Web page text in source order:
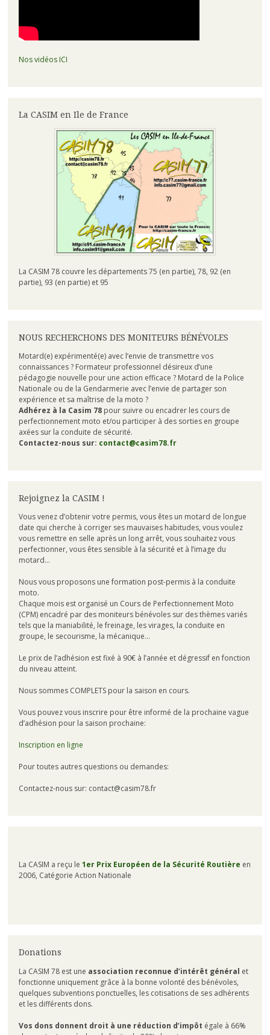
Nos vidéos ICI
La CASIM en Ile de France
La CASIM 78 couvre les départements 75 (en partie), 78, 92 (en
partie), 93 (en partie) et 95
NOUS RECHERCHONS DES MONITEURS BÉNÉVOLES
Motard(e) expérimenté(e) avec l’envie de transmettre vos
connaissances ? Formateur professionnel désireux d’une
pédagogie nouvelle pour une action efficace ? Motard de la Police
Nationale ou de la Gendarmerie avec l’envie de partager son
expérience et sa maîtrise de la moto ?
Adhérez à la Casim 78pour suivre ou encadrer les cours de
perfectionnement moto et/ou participer à des sorties en groupe
axées sur la conduite de sécurité.
Contactez-nous sur: contact@casim78.fr
Rejoignez la CASIM !
Vous venez d’obtenir votre permis, vous êtes un motard de longue
date qui cherche à corriger ses mauvaises habitudes, vous voulez
vous remettre en selle après un long arrêt, vous souhaitez vous
perfectionner, vous êtes sensible à la sécurité et à l’image du
motard…
Nous vous proposons une formation post-permis à la conduite
moto.
Chaque mois est organisé un Cours de Perfectionnement Moto
(CPM) encadré par des moniteurs bénévoles sur des thèmes variés
tels que la maniabilité, le freinage, les virages, la conduite en
groupe, le secourisme, la mécanique…
Le prix de l’adhésion est fixé à 90€ à l’année et dégressif en fonction
du niveau atteint.
Nous sommes COMPLETS pour la saison en cours.
Vous pouvez vous inscrire pour être informé de la prochaine vague
d’adhésion pour la saison prochaine:
Inscription en ligne
Pour toutes autres questions ou demandes:
Contactez-nous sur: contact@casim78.fr
La CASIM a reçu le 1er Prix Européen de la Sécurité Routière en
2006, Catégorie Action Nationale
Donations
La CASIM 78 est une association reconnue d’intérêt général et
fonctionne uniquement grâce à la bonne volonté des bénévoles,
quelques subventions ponctuelles, les cotisations de ses adhérents
et les différents dons.
Vos dons donnent droit à une réduction d’impôt égale à 66%